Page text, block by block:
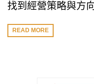
找到經營策略與方
READ MORE